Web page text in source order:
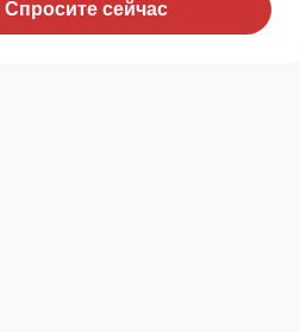
Спросите сейчас